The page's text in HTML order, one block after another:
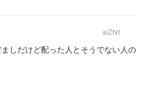
aiZNt
しだけど配った人とそうでない人の